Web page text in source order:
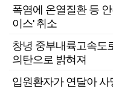
폭염에 온열질환 등
이스' 취소
창녕 중부내륙고속도
의탄으로 밝혀져
입원환자가 연달아